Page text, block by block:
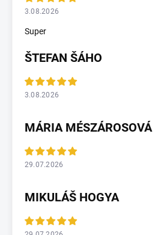
3.08.2026
Super
ŠTEFAN ŠÁHO
3.08.2026
MÁRIA MÉSZÁROSOVÁ
29.07.2026
MIKULÁŠ HOGYA